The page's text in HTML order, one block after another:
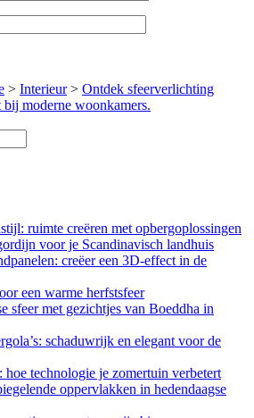
> Interieur> Ontdek sfeerverlichting
moderne woonkamers.
ruimte creëren met opbergoplossingen
voor je Scandinavisch landhuis
creëer een 3D-effect in de
een warme herfstsfeer
sfeer met gezichtjes van Boeddha in
schaduwrijk en elegant voor de
hoe technologie je zomertuin verbetert
oppervlakken in hedendaagse